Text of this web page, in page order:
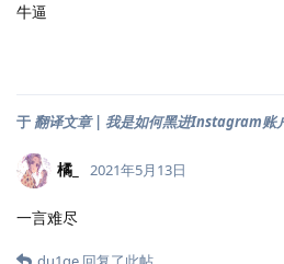
牛逼
于 翻译文章 | 我是如何黑进Instagram账
橘_ 2021年5月13日
一言难尽